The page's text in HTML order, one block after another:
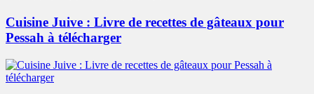
Cuisine Juive : Livre de recettes de gâteaux pour
Pessah à télécharger